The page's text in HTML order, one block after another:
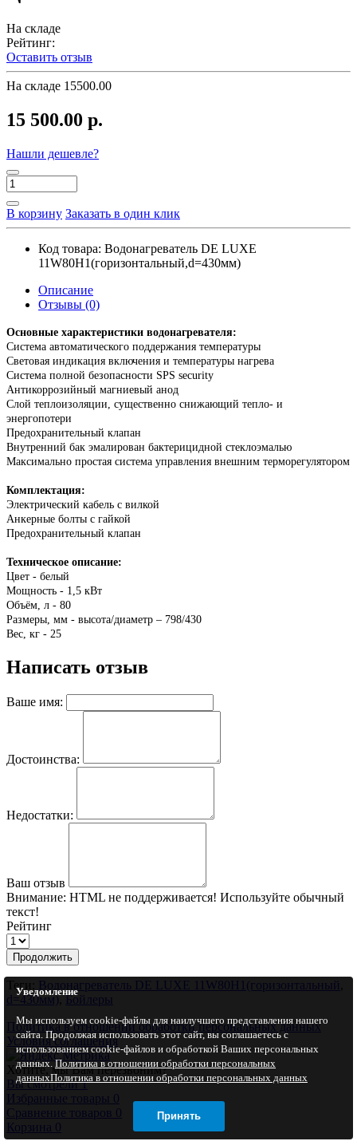
На складе
Рейтинг:
Оставить отзыв
На складе 15500.00
15 500.00 р.
Нашли дешевле?
В корзину Заказать в один клик
Код товара: Водонагреватель DE LUXE
11W80Н1(горизонтальный,d=430мм)
Описание
Отзывы (0)
Основные характеристики водонагревателя:
Система автоматического поддержания температуры
Световая индикация включения и температуры нагрева
Система полной безопасности SPS security
Антикоррозийный магниевый анод
Слой теплоизоляции, существенно снижающий тепло- и
энергопотери
Предохранительный клапан
Внутренний бак эмалирован бактерицидной стеклоэмалью
Максимально простая система управления внешним терморегулятором
Комплектация:
Электрический кабель с вилкой
Анкерные болты с гайкой
Предохранительный клапан
Техническое описание:
Цвет - белый
Мощность - 1,5 кВт
Объём, л - 80
Размеры, мм - высота/диаметр – 798/430
Вес, кг - 25
Написать отзыв
Ваше имя:
Достоинства:
Недостатки:
Ваш отзыв
Внимание: HTML не поддерживается! Используйте обычный
текст!
Рейтинг
Продолжить
Теги: Водонагреватель DE LUXE 11W80Н1(горизонтальный
d=430мм),Бойлеры
Политика в отношении обработки персональных данных
Условия соглашения
Хотите, мы Вам перезвоним?
Вы смотрели 1
Избранные товары
0
Сравнение товаров 0
Корзина 0
Уведомление
Мы используем cookie-файлы для наилучшего представления нашего
сайта. Продолжая использовать этот сайт, вы соглашаетесь с
использованием cookie-файлов и обработкой Ваших персональных
данных.Политика в отношении обработки персональных
данныхПолитика в отношении обработки персональных данных
Принять